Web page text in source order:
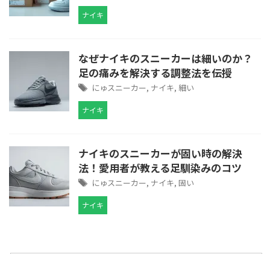
ナイキ
なぜナイキのスニーカーは細いのか？
足の痛みを解決する調整法を伝授
にゅスニーカー, ナイキ, 細い
ナイキ
ナイキのスニーカーが固い時の解決
法！愛用者が教える足馴染みのコツ
にゅスニーカー, ナイキ, 固い
ナイキ